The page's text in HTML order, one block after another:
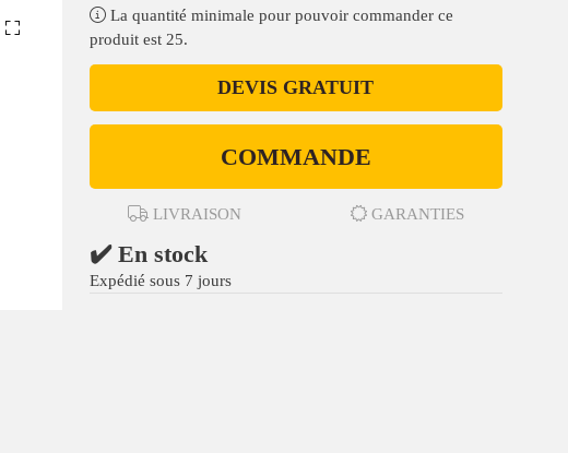
La quantité minimale pour pouvoir commander ce
produit est 25.
DEVIS GRATUIT
COMMANDE
LIVRAISON GARANTIES
✔️ En stock
Expédié sous 7 jours